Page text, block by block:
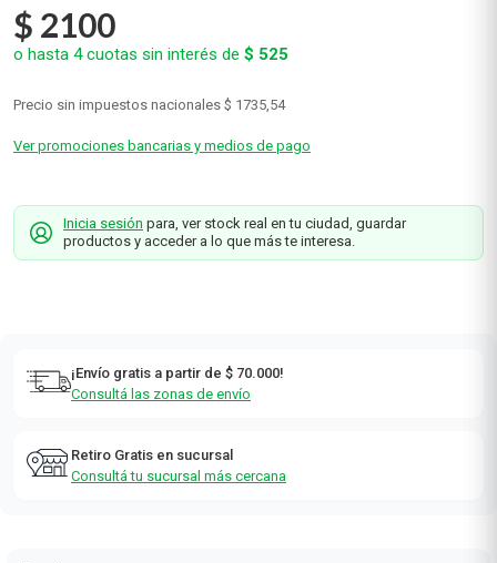
$ 2100
o hasta 4cuotas sin interés de $ 525
Precio sin impuestos nacionales $ 1735,54
Ver promociones bancarias y medios de pago
Inicia sesión para, ver stock real en tu ciudad, guardar
productos y acceder a lo que más te interesa.
¡Envío gratis a partir de $ 70.000!
Consultá las zonas de envío
Retiro Gratis en sucursal
Consultá tu sucursal más cercana